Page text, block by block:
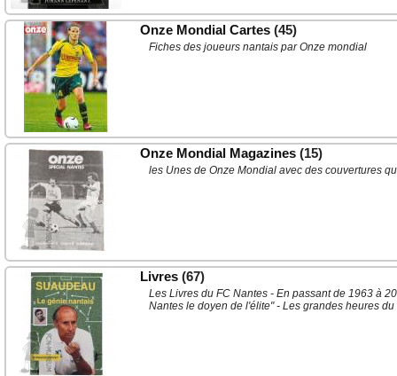
Onze Mondial Cartes (45)
Fiches des joueurs nantais par Onze mondial
Onze Mondial Magazines (15)
les Unes de Onze Mondial avec des couvertures
Livres (67)
Les Livres du FC Nantes - En passant de 1963 à
Nantes le doyen de l'élite" - Les grandes heures